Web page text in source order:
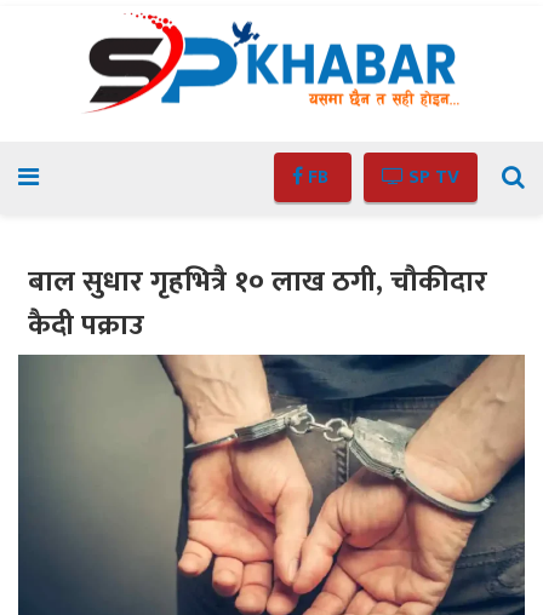
FB SP TV
बाल सुधार गृहभित्रै १० लाख ठगी, चौकीदार
कैदी पक्राउ